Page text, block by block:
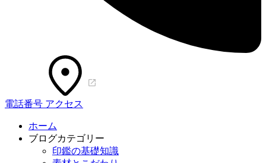
電話番号 アクセス
ホーム
ブログカテゴリー
印鑑の基礎知識